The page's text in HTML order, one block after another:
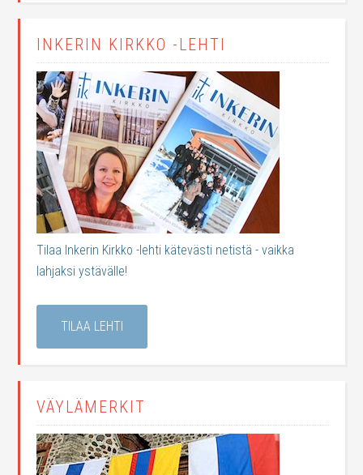
INKERIN KIRKKO -LEHTI
Tilaa Inkerin Kirkko -lehti kätevästi netistä - vaikka
lahjaksi ystävälle!
TILAA LEHTI
VÄYLÄMERKIT